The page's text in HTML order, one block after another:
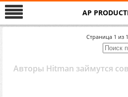
AP
Страница 1 из 1
Авторы Hitman займутся